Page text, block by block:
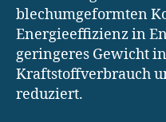
blechumgeformten
Energieeffizienz in
geringeres Gewicht
Kraftstoffverbrauch
reduziert.